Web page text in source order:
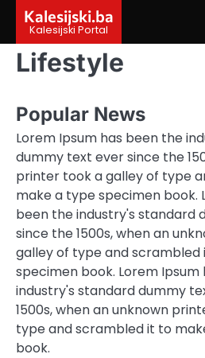
content
Kalesijski.ba
Kalesijski Portal
Lifestyle
Popular News
Lorem Ipsum has been the
dummy text ever since the
printer took a galley of type
make a type specimen book.
been the industry's standard
since the 1500s, when an
galley of type and
specimen book. Lorem
industry's standard dummy
1500s, when an unknown
type and scrambled it to
book.